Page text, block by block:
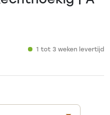
1 tot 3 weken levertijd